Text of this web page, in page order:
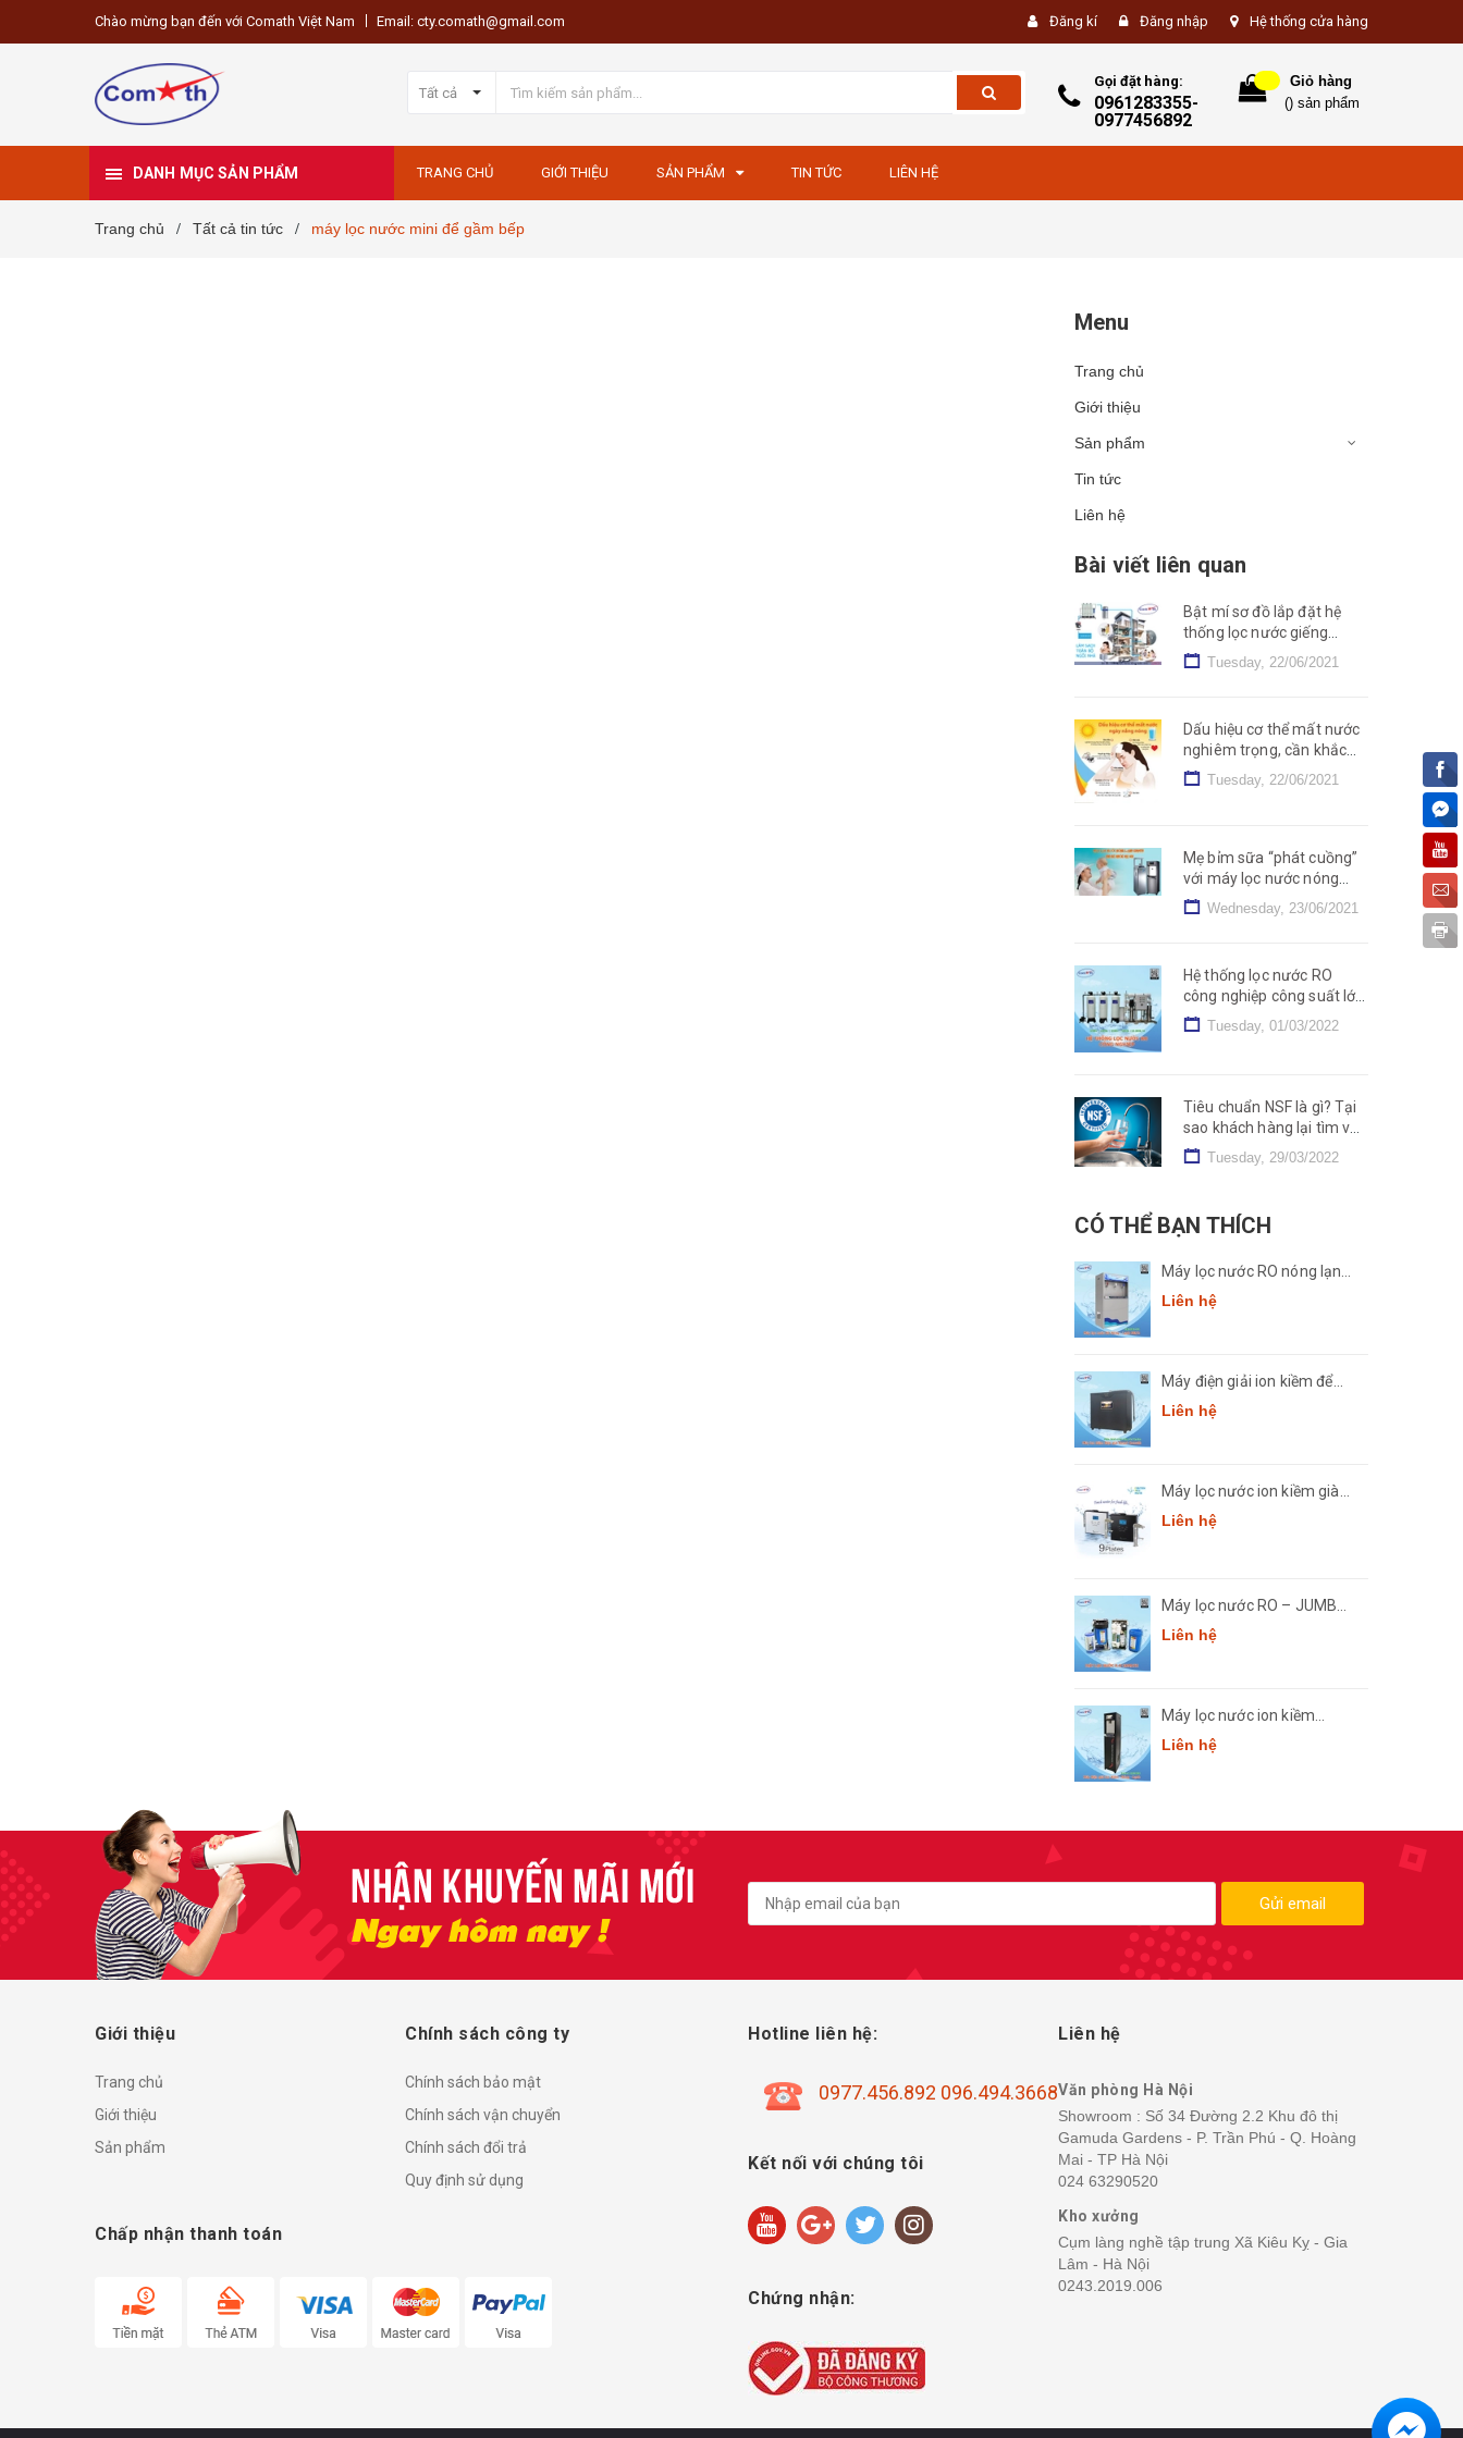
Chào mừng bạn đến với Comath Việt Nam Email: cty.comath@gmail.com Đăng kí Đăng nhập Hệ thống cửa hàng
Tất cả
Gọi đặt hàng:
0961283355-
0977456892
Giỏ hàng
() sản phẩm
DANH MỤC SẢN PHẨM TRANG CHỦ GIỚI THIỆU SẢN PHẨM TIN TỨC LIÊN HỆ
Trang chủ / Tất cả tin tức / máy lọc nước mini để gầm bếp
Menu
Trang chủ
Giới thiệu
Sản phẩm
Tin tức
Liên hệ
Bài viết liên quan
Bật mí sơ đồ lắp đặt hệ
thống lọc nước giếng
khoan cho mọi nhà
Tuesday, 22/06/2021
Dấu hiệu cơ thể mất nước
nghiêm trọng, cần khắc
phục nhanh chóng
Tuesday, 22/06/2021
Mẹ bỉm sữa “phát cuồng”
với máy lọc nước nóng
lạnh nguội – Tại sao lại
vậy?
Wednesday, 23/06/2021
Hệ thống lọc nước RO
công nghiệp công suất lớn
2000L, 5000L, 10000L/h
Tuesday, 01/03/2022
Tiêu chuẩn NSF là gì? Tại
sao khách hàng lại tìm và
dùng sản phẩm NSF?
Tuesday, 29/03/2022
CÓ THỂ BẠN THÍCH
Máy lọc nước RO nóng lạnh
công suất lớn Comath
CM2681-50
Liên hệ
Máy điện giải ion kiềm để
bàn Comath Smart CM-
Liên hệ
Máy lọc nước ion kiềm giàu
hydro Crewelter 9 Hàn Quốc
Liên hệ
Máy lọc nước RO – JUMBO
Comath CM7
Liên hệ
Máy lọc nước ion kiềm
thông minh Comath Smart
CM3668
Liên hệ
Gửi email
Giới thiệu
Trang chủ
Giới thiệu
Sản phẩm
Chính sách công ty
Chính sách bảo mật
Chính sách vận chuyển
Chính sách đổi trả
Quy định sử dụng
Chấp nhận thanh toán
Hotline liên hệ:
0977.456.892 096.494.3668
Kết nối với chúng tôi
Chứng nhận:
Liên hệ
Văn phòng Hà Nội
Showroom : Số 34 Đường 2.2 Khu đô thị
Gamuda Gardens - P. Trần Phú - Q. Hoàng
Mai - TP Hà Nội
024 63290520
Kho xưởng
Cụm làng nghề tập trung Xã Kiêu Kỵ - Gia
Lâm - Hà Nội
0243.2019.006